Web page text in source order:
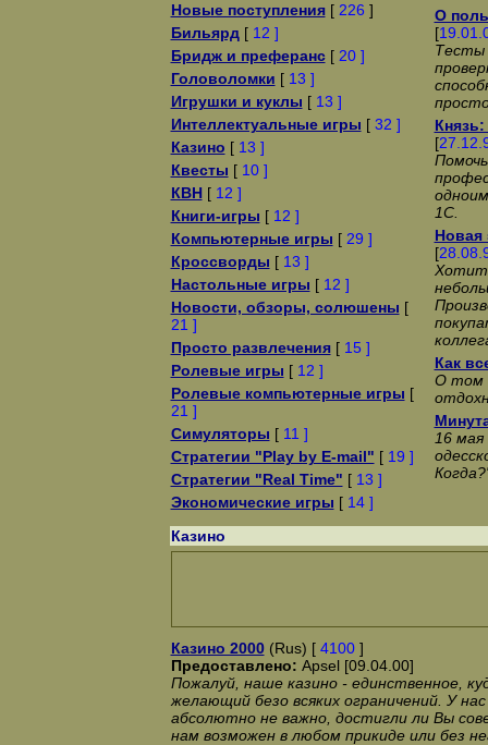
Новые поступления[ 226 ]
Бильярд[ 12 ]
Бридж и преферанс[ 20 ]
Головоломки [ 13 ]
Игрушки и куклы [ 13 ]
Интеллектуальные игры [ 32 ]
Казино [ 13 ]
Квесты [ 10 ]
КВН[ 12 ]
Книги-игры [ 12 ]
Компьютерные игры [ 29 ]
Кроссворды [ 13 ]
Настольные игры [ 12 ]
Новости, обзоры, солюшены [
21 ]
Просто развлечения[ 15 ]
Ролевые игры [ 12 ]
Ролевые компьютерные игры [
21 ]
Симуляторы [ 11 ]
Стратегии "Play by E-mail" [ 19 ]
Стратегии "Real Time" [ 13 ]
Экономические игры [ 14 ]
О
[
Тесты
[
1С.
Новая
[
Как
О том
16 мая
Казино
Казино 2000(Rus) [ 4100]
Предоставлено: Apsel [09.04.00]
Пожалуй, наше казино - единственное,
желающий безо всяких ограничений. У
абсолютно не важно, достигли ли Вы
нам возможен в любом прикиде или без